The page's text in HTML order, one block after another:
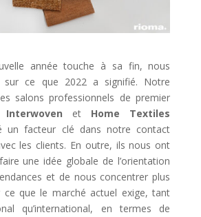
année touche à sa fin, nous
ce que 2022 a signifié. Notre
salons professionnels de premier
Interwoven et Home Textiles
un facteur clé dans notre contact
les clients. En outre, ils nous ont
une idée globale de l’orientation
et de nous concentrer plus
ce que le marché actuel exige, tant
qu’international, en termes de